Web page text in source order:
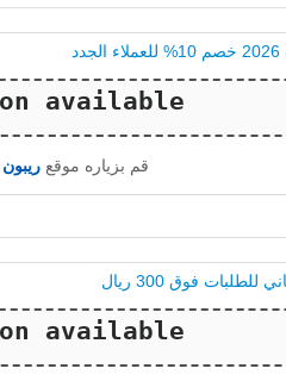
قم بزياره موقع ريبون Rebune
فوق 300 ريال